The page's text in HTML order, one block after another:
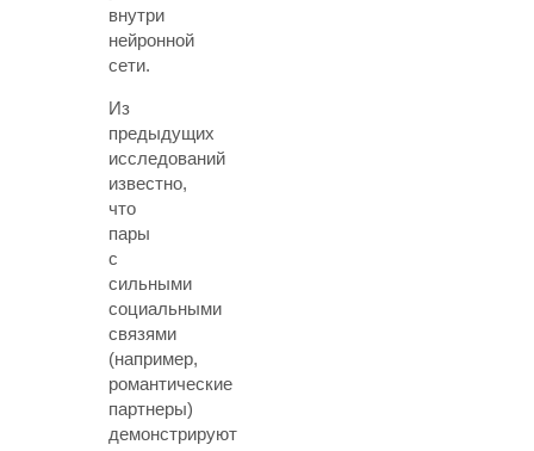
внутри
нейронной
сети.
Из
предыдущих
исследований
известно,
что
пары
с
сильными
социальными
связями
(например,
романтические
партнеры)
демонстрируют